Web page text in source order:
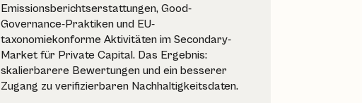
Emissionsberichtserstattungen, Good-
Governance-Praktiken und EU-
taxonomiekonforme Aktivitäten im Secondary-
Market für Private Capital. Das Ergebnis:
skalierbarere Bewertungen und ein besserer
Zugang zu verifizierbaren Nachhaltigkeitsdaten.